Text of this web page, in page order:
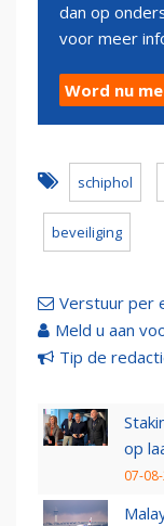
dan op
voor meer
Word nu
schiphol
beveiliging
Verstuur per
Meld u aan
Tip de
op
07-